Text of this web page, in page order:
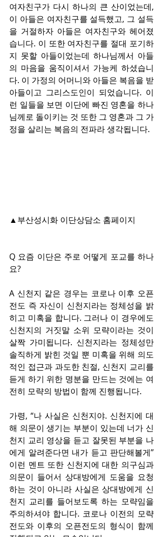
여자친구가 다시 하나의 큰 산이었는데,
이 아들은 여자친구를 설득했고, 그 설득
을 거절하자 아들은 여자친구와 헤어졌
습니다. 이 또한 여자친구를 절대 포기하
지 못할 아들이었는데 하나님께서 아들
의 마음을 움직이셔서 가능케 하셨습니
다. 이 가정의 어머니와 아들은 복음을 받
아들이고 그리스도인이 되었습니다. 이
런 일들을 보면 이단에 빠진 영혼을 하나
님께로 돌이키는 것 또한 그 영혼과 그 가
정을 살리는 복음의 전파라 생각됩니다.
▲부산성시화 이단상담소 홈페이지
Q 요즘 이단은 주로 어떻게 포교를 하나
요?
A 신천지 같은 경우는 코로나 이후 오픈
전도 즉 자신이 신천지라는 정체성을 밝
히고 미혹을 합니다. 그러나 이 경우에도
신천지의 거짓말 소위 모략이라는 것이
살짝 가미됩니다. 신천지라는 정체성만
솔직하게 밝힌 것일 뿐 미혹을 위해 의도
적인 접근과 과도한 친절, 신천지 교리를
듣게 하기 위한 명분을 만드는 것에는 여
전히 모략의 방법이 함께 진행됩니다.
가령, “나 사실은 신천지야. 신천지에 대
해 의문이 생기는 부분이 있는데 너가 신
천지 교리 영상을 듣고 잘못된 부분을 나
에게 알려준다면 내가 듣고 판단해볼게”
이런 멘트 또한 신천지에 대한 의구심과
의문이 들어서 상대방에게 도움을 요청
하는 것이 아니라 사실은 상대방에게 신
천지 교리를 들어보도록 하는 모략임을
주의하셔야 합니다. 코로나 이전의 모략
전도와 이후의 오픈전도의 형식이 함께